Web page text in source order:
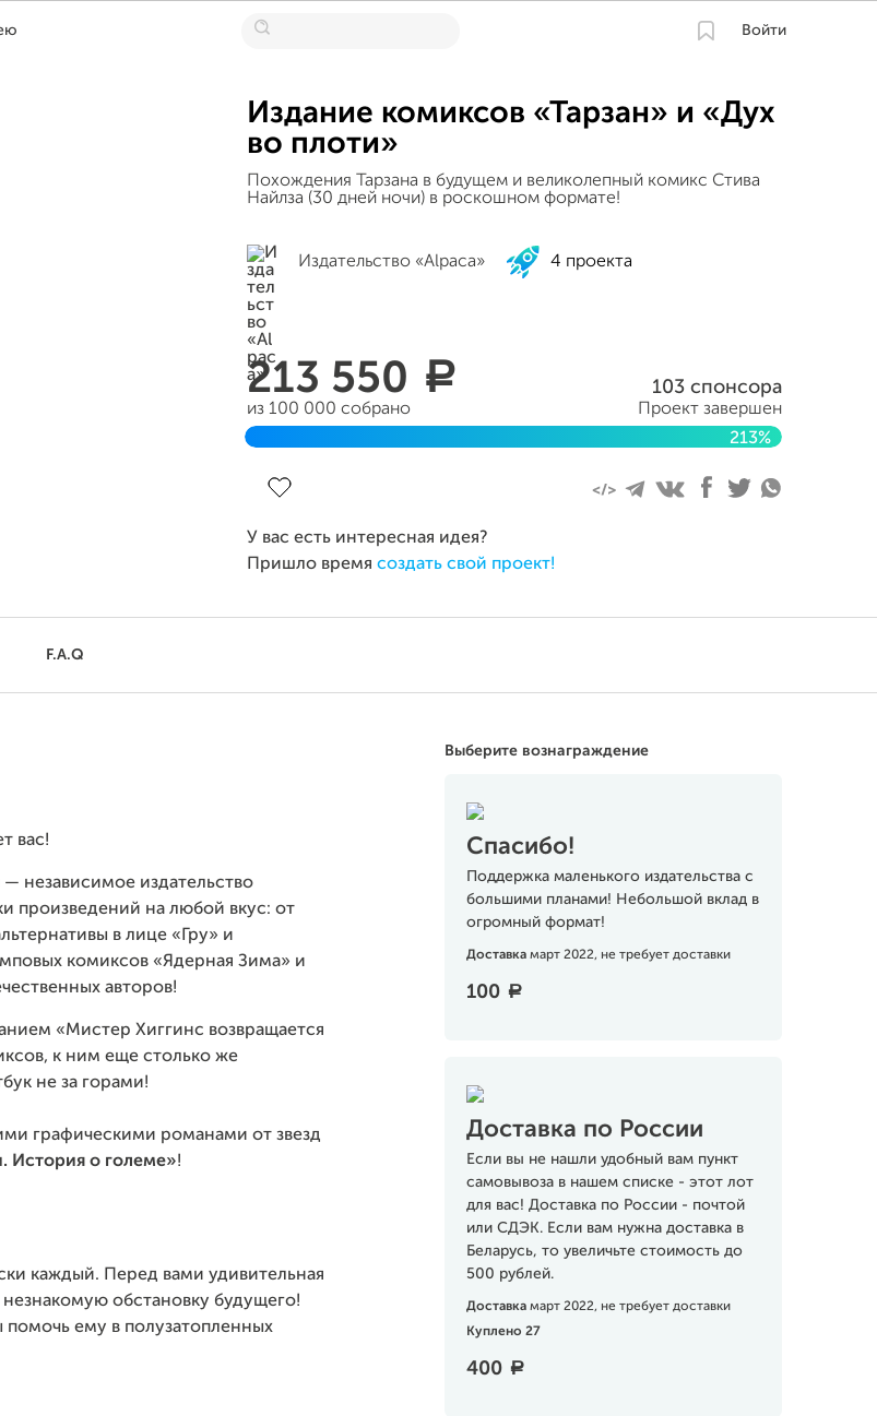
Войти
Издание комиксов «Тарзан» и «Дух
во плоти»
Похождения Тарзана в будущем и великолепный комикс Стива
Найлза (30 дней ночи) в роскошном формате!
Издательство «Alpaca» 4 проекта
213 550 a
из 100 000 собрано
103 спонсора
Проект завершен
213%
У вас есть интересная идея?
Пришло время создать свой проект!
F.A.Q
Выберите вознаграждение
Спасибо!
Поддержка маленького издательства с
большими планами! Небольшой вклад в
огромный формат!
Доставка март 2022, не требует доставки
100 a
Доставка по России
Если вы не нашли удобный вам пункт
самовывоза в нашем списке - этот лот
для вас! Доставка по России - почтой
или СДЭК. Если вам нужна доставка в
Беларусь, то увеличьте стоимость до
500 рублей.
Доставка март 2022, не требует доставки
Куплено 27
400 a
вас!
независимое издательство
произведений на любой вкус: от
в лице «Гру» и
комиксов «Ядерная Зима» и
авторов!
«Мистер Хиггинс возвращается
к ним еще столько же
не за горами!
графическими романами от звезд
История о големе»!
каждый. Перед вами удивительная
обстановку будущего!
ему в полузатопленных